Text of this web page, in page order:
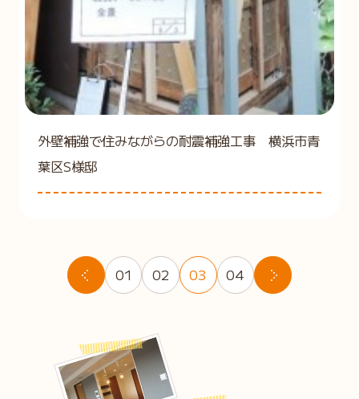
外壁補強で住みながらの耐震補強工事 横浜市青
葉区S様邸
01 02 03 04